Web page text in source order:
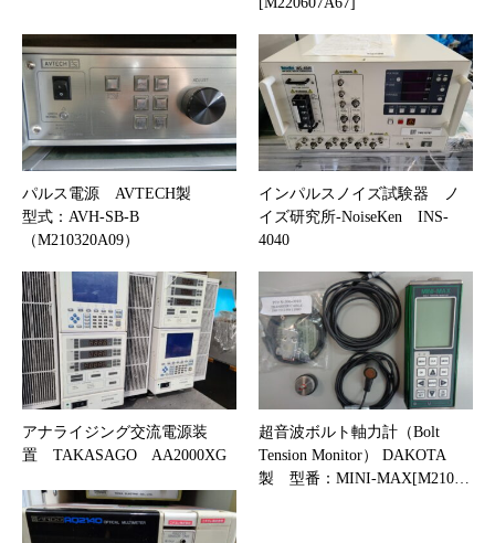
パルス電源 AVTECH製
型式：AVH-SB-B
（M210320A09）
インパルスノイズ試験器 ノ
イズ研究所-NoiseKen INS-
4040
アナライジング交流電源装
置 TAKASAGO AA2000XG
超音波ボルト軸力計（Bolt
Tension Monitor） DAKOTA
製 型番：MINI-MAX[M210…